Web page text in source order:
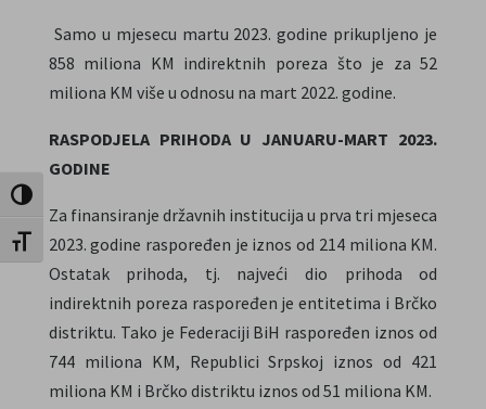
Uključi / isključi visoki kontrast
Uključi / isključi veličinu fonta
Samo u mjesecu martu 2023. godine prikupljeno je
858 miliona KM indirektnih poreza što je za 52
miliona KM više u odnosu na mart 2022. godine.
RASPODJELA PRIHODA U JANUARU-MART 2023.
GODINE
Za finansiranje državnih institucija u prva tri mjeseca
2023. godine raspoređen je iznos od 214 miliona KM.
Ostatak prihoda, tj. najveći dio prihoda od
indirektnih poreza raspoređen je entitetima i Brčko
distriktu. Tako je Federaciji BiH raspoređen iznos od
744 miliona KM, Republici Srpskoj iznos od 421
miliona KM i Brčko distriktu iznos od 51 miliona KM.